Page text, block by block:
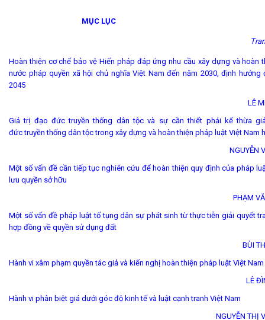
MỤC LỤC
Hoàn thiện cơ chế bảo vệ Hiến pháp đáp ứng nhu cầu xây dựng và hoàn
nước pháp quyền xã hội chủ nghĩa Việt Nam đến năm 2030, định hướng
2045
LÊ
Giá trị đạo đức truyền thống dân tộc và sự cần thiết phải kế thừa
đức truyền thống dân tộc trong xây dựng và hoàn thiện pháp luật Việt Nam
NGUYỄN
Một số vấn đề cần tiếp tục nghiên cứu để hoàn thiện quy định của pháp
lưu quyền sở hữu
PHẠM
Một số vấn đề pháp luật tố tụng dân sự phát sinh từ thực tiễn giải quyết
hợp đồng về quyền sử dụng đất
BÙI
Hành vi xâm phạm quyền tác giả và kiến nghị hoàn thiện pháp luật Việt Nam
LÊ
Hành vi phân biệt giá dưới góc độ kinh tế và luật cạnh tranh Việt Nam
NGUYỄN THỊ